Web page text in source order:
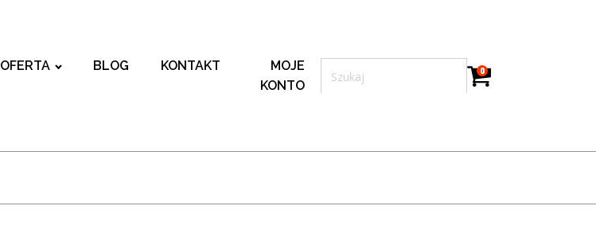
OFERTA BLOG KONTAKT
MOJE
KONTO
0